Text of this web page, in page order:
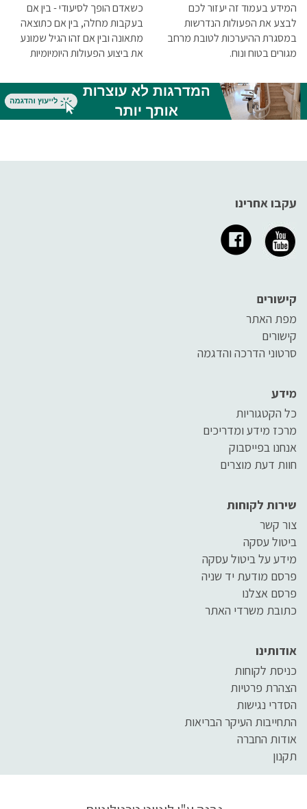
כשאדם הופך לסיעודי - בין אם
בעקבות מחלה, בין אם כתוצאה
מתאונה ובין אם זהו הגיל שמונע
את ביצוע הפעולות היומיומיות
מאוד להתאים את הבית, כך
ששגרת החיים תהיה נוחה ונעימה
בעבורו. השיפורים המשמעותיים
וכדאי גם לכם להכיר את הפתרונות
המידע בעמוד זה יעזור לכם
לבצע את הפעולות הנדרשות
במסגרת ההיערכות לטובת מרחב
מגורים בטוח ונוח.
עקבו אחרינו
קישורים
מפת האתר
קישורים
סרטוני הדרכה והדגמה
מידע
כל הקטגוריות
מרכז מידע ומדריכים
אנחנו בפייסבוק
חוות דעת מוצרים
שירות לקוחות
צור קשר
ביטול עסקה
מידע על ביטול עסקה
פרסם מודעת יד שניה
פרסם אצלנו
כתובת משרדי האתר
אודותינו
כניסת לקוחות
הצהרת פרטיות
הסדרי נגישות
התחייבות העיקר הבריאות
אודות החברה
תקנון